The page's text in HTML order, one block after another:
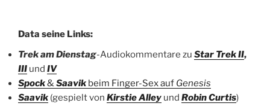
Data seine Links:
Trek am Dienstag-Audiokommentare zu Star Trek II,
III und IV
Spock&Saavik beim Finger-Sex auf Genesis
Saavik (gespielt von Kirstie Alley und Robin Curtis)